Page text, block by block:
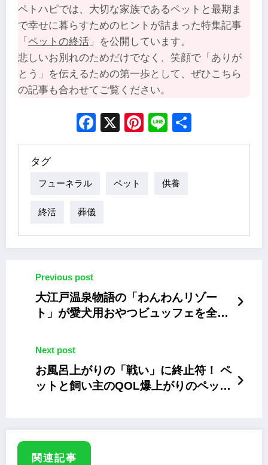
ペトハピでは、大切な家族であるペットと最期ま
で幸せに暮らすためのヒントが詰まった特集記事
「 ペットの終活 」を公開しています。
悲しいお別れのためだけでなく、笑顔で「ありが
とう」を伝えるための第一歩として、ぜひこちら
の記事も合わせてご覧ください。
Facebook
X Pinterest
Line
タグ
フューネラル ペット 供養
終活 葬儀
Previous post
大江戸温泉物語の「わんわんリゾー
ト」が愛犬用おやつビュッフェを全施
Next post
お風呂上がりの「戦い」に終止符！ ペ
ットと飼い主のQOL爆上がりのペット
関連記事